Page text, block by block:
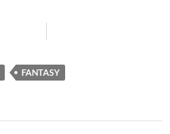
FANTASY